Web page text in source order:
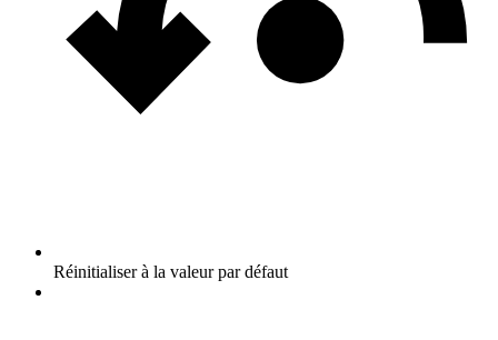
Réinitialiser à la valeur par défaut